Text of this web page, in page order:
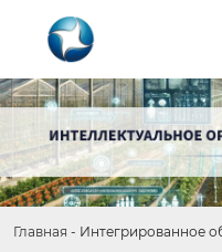
Главная - Интегрированное